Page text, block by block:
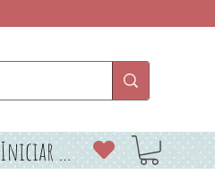
Iniciar sesión